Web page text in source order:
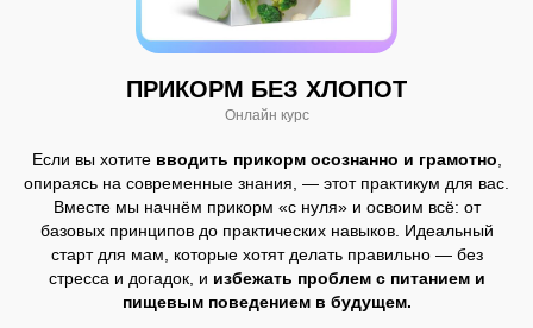
ПРИКОРМ БЕЗ ХЛОПОТ
Онлайн курс
Если вы хотите вводить прикорм осознанно и грамотно
опираясь на современные знания, — этот практикум для вас.
Вместе мы начнём прикорм «с нуля» и освоим всё: от
базовых принципов до практических навыков. Идеальный
старт для мам, которые хотят делать правильно — без
стресса и догадок, и избежать проблем с питанием и
пищевым поведением в будущем.